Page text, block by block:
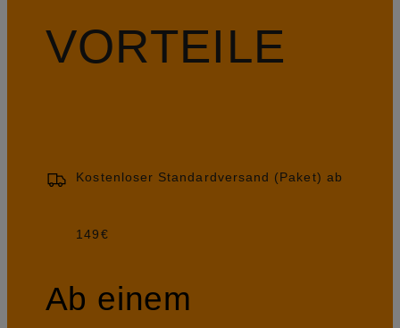
VORTEILE
Kostenloser Standardversand (Paket) ab
149€
Ab einem